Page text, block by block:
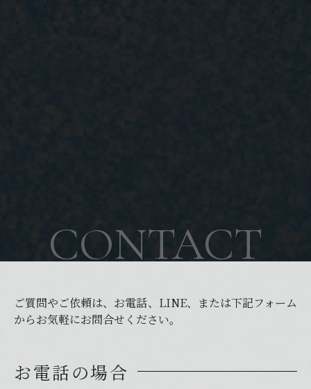
CONTACT
ご質問やご依頼は、お電話、LINE、または下記フォーム
からお気軽にお問合せください。
お電話の場合